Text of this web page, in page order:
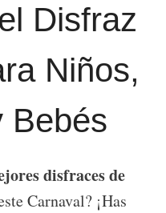
Disfraz
Niños,
Bebés
disfraces de
Carnaval? ¡Has